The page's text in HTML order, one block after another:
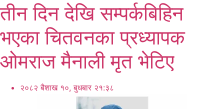
तीन दिन देखि सम्पर्कबिहिन
भएका चितवनका प्रध्यापक
ओमराज मैनाली मृत भेटिए
२०८२ बैशाख १०, बुधबार २१:३८